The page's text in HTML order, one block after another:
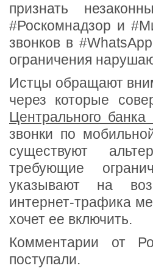
признать
#Роскомнадзор и
звонков в
ограничения
Истцы обращают
через которые
Центрального банка
звонки по
существуют
требующие
указывают на
интернет-трафика
хочет ее включить.
Комментарии от
поступали.